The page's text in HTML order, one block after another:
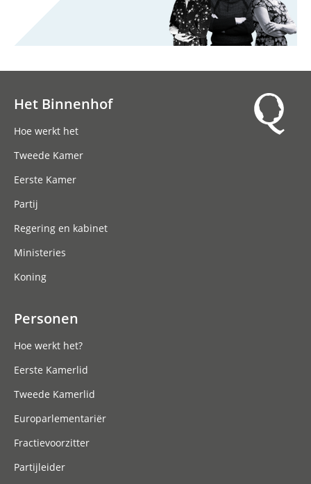
Het Binnenhof
Hoe werkt het
Tweede Kamer
Eerste Kamer
Partij
Regering en kabinet
Ministeries
Koning
Personen
Hoe werkt het?
Eerste Kamerlid
Tweede Kamerlid
Europarlementariër
Fractievoorzitter
Partijleider